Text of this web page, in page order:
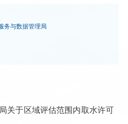
务与数据管理局
关于区域评估范围内取水许可